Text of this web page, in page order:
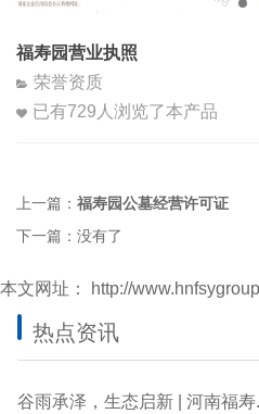
福寿园营业执照
荣誉资质
已有729 人浏览了本产品
上一篇： 福寿园公墓经营许可证
下一篇：没有了
本文网址： http://
热点资讯
谷雨承泽，生态启新 | 河南福寿